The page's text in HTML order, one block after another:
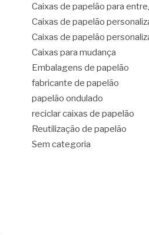
Caixas de papelão para
Caixas de papelão
Caixas de papelão
Caixas para mudança
Embalagens de papelão
fabricante de papelão
papelão ondulado
reciclar caixas de papelão
Reutilização de papelão
Sem categoria